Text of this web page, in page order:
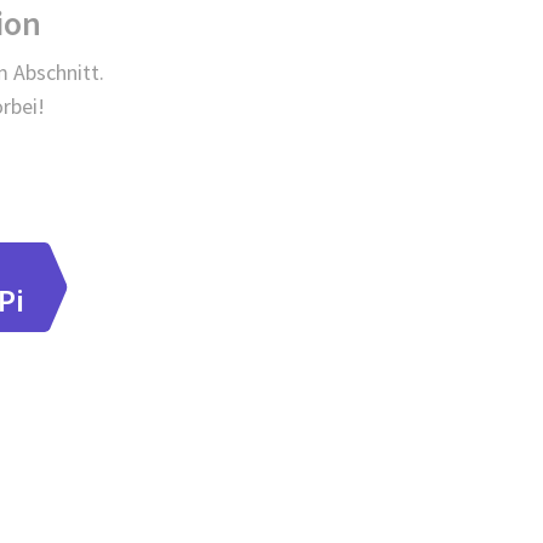
Abschnitt.